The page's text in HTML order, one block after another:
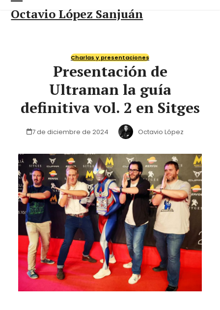
Skip
Octavio López Sanjuán
Open
Close
Charlas y presentaciones
Presentación de
Ultraman la guía
definitiva vol. 2 en Sitges
7 de diciembre de 2024 Octavio López